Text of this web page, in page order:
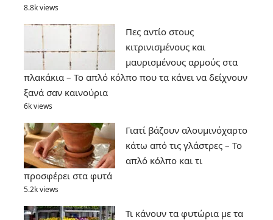
8.8k views
Πες αντίο στους
κιτρινισμένους και
μαυρισμένους αρμούς στα
πλακάκια – Το απλό κόλπο που τα κάνει να δείχνουν
ξανά σαν καινούρια
6k views
Γιατί βάζουν αλουμινόχαρτο
κάτω από τις γλάστρες – Το
απλό κόλπο και τι
προσφέρει στα φυτά
5.2k views
Τι κάνουν τα φυτώρια με τα